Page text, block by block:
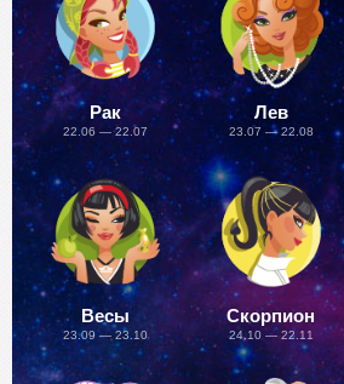
Рак
22.06 — 22.07
Лев
23.07 — 22.08
Весы
23.09 — 23.10
Скорпион
24.10 — 22.11